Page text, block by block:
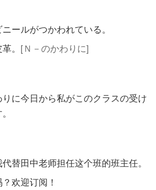
ールがつかわれている。
。 [Ｎ－のかわりに]
に今日から私がこのクラスの受け
替田中老师担任这个班的班主任。
欢迎订阅！